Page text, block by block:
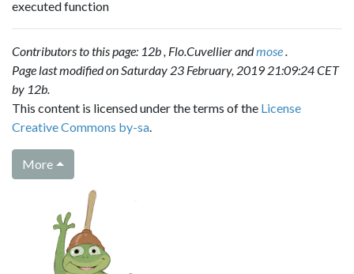
executed function
Contributors to this page: 12b Flo.Cuvellierandmose
Page last modified on Saturday 23 February, 2019 21:09:24 CET
by 12b
This content is licensed under the terms of the License
Creative Commons by-sa
More